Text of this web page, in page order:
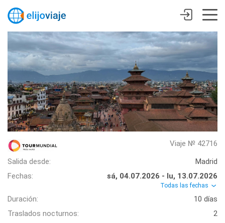
Viaje № 42716
Salida desde:
Madrid
Fechas:
sá, 04.07.2026 - lu, 13.07.2026
Todas las fechas
Duración:
10 días
Traslados nocturnos:
2